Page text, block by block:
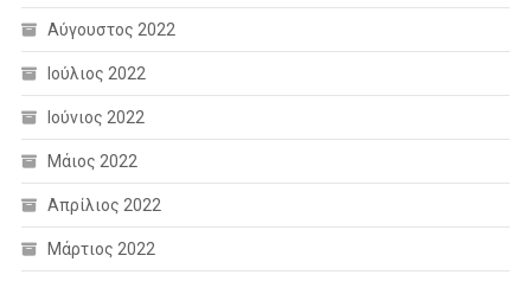
Αύγουστος 2022
Ιούλιος 2022
Ιούνιος 2022
Μάιος 2022
Απρίλιος 2022
Μάρτιος 2022